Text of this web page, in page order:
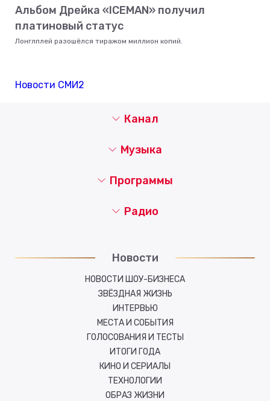
Альбом Дрейка «ICEMAN» получил
платиновый статус
Лонглплей разошёлся тиражом миллион копий.
Новости СМИ2
Канал
Музыка
Новости
НОВОСТИ ШОУ-БИЗНЕСА
ЗВЁЗДНАЯ ЖИЗНЬ
ИНТЕРВЬЮ
МЕСТА И СОБЫТИЯ
ГОЛОСОВАНИЯ И ТЕСТЫ
ИТОГИ ГОДА
КИНО И СЕРИАЛЫ
ТЕХНОЛОГИИ
ОБРАЗ ЖИЗНИ
Программы
Радио